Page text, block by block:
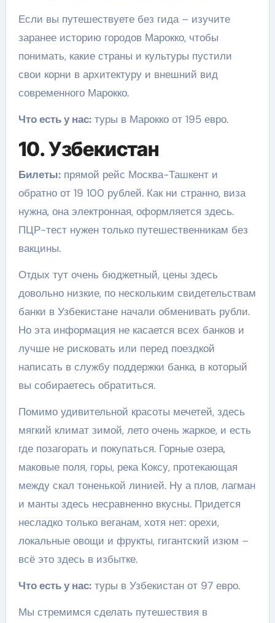
Если вы путешествуете без гида – изучите
заранее историю городов Марокко, чтобы
понимать, какие страны и культуры пустили
свои корни в архитектуру и внешний вид
современного Марокко.
Что есть у нас:туры в Марокко от 195 евро.
10. Узбекистан
Билеты:прямой рейс Москва-Ташкент и
обратно от 19 100 рублей. Как ни странно, виза
нужна, она электронная, оформляется здесь.
ПЦР-тест нужен только путешественникам без
вакцины.
Отдых тут очень бюджетный, цены здесь
довольно низкие, по нескольким свидетельствам
банки в Узбекистане начали обменивать рубли.
Но эта информация не касается всех банков и
лучше не рисковать или перед поездкой
написать в службу поддержки банка, в который
вы собираетесь обратиться.
Помимо удивительной красоты мечетей, здесь
мягкий климат зимой, лето очень жаркое, и есть
где позагорать и покупаться. Горные озера,
маковые поля, горы, река Коксу, протекающая
между скал тоненькой линией. Ну а плов, лагман
и манты здесь несравненно вкусны. Придется
несладко только веганам, хотя нет: орехи,
локальные овощи и фрукты, гигантский изюм –
всё это здесь в избытке.
Что есть у нас:туры в Узбекистан от 97 евро.
Мы стремимся сделать путешествия в